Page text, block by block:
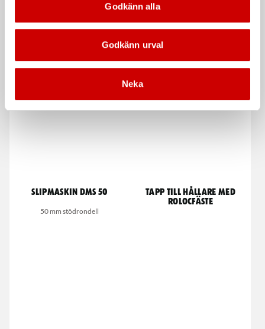
Godkänn alla
Godkänn urval
Neka
Rolocfäste
Tapp till hållare med
De som köpte, köpte även
Slipmaskin DMS 50
50 mm stödrondell
Tapp till hållare med
rolocfäste